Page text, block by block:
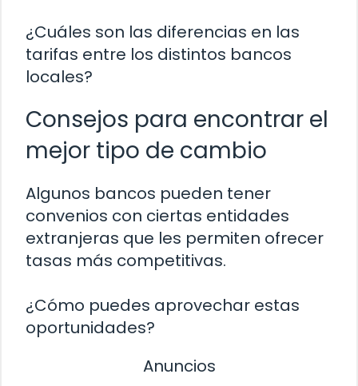
¿Cuáles son las diferencias en las
tarifas entre los distintos bancos
locales?
Consejos para encontrar el
mejor tipo de cambio
Algunos bancos pueden tener
convenios con ciertas entidades
extranjeras que les permiten ofrecer
tasas más competitivas.
¿Cómo puedes aprovechar estas
oportunidades?
Anuncios